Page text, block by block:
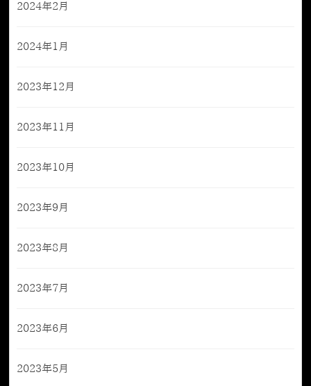
2024年2月
2024年1月
2023年12月
2023年11月
2023年10月
2023年9月
2023年8月
2023年7月
2023年6月
2023年5月